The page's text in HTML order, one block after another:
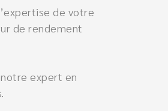
de votre
de rendement
expert en